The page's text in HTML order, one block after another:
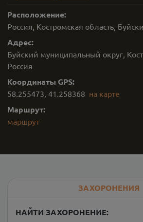
Расположение:
Россия, Костромская область,
Адрес:
Буйский муниципальный округ,
Россия
Координаты GPS:
58.255473, 41.258368 на карте
Маршрут:
маршрут
ЗАХОРОНЕНИЯ
НАЙТИ ЗАХОРОНЕНИЕ: